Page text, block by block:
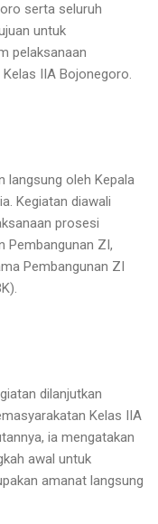
serta seluruh
untuk
pelaksanaan
IIA Bojonegoro.
langsung oleh Kepala
Kegiatan diawali
prosesi
Pembangunan ZI,
Pembangunan ZI
dilanjutkan
Kelas IIA
ia mengatakan
awal untuk
amanat langsung